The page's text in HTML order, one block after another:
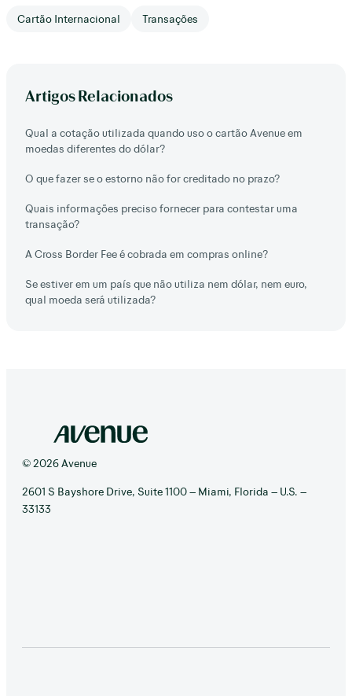
Cartão Internacional Transações
Artigos Relacionados
Qual a cotação utilizada quando uso o cartão Avenue em
moedas diferentes do dólar?
O que fazer se o estorno não for creditado no prazo?
Quais informações preciso fornecer para contestar uma
transação?
A Cross Border Fee é cobrada em compras online?
Se estiver em um país que não utiliza nem dólar, nem euro,
qual moeda será utilizada?
© 2026 Avenue
2601 S Bayshore Drive, Suite 1100 – Miami, Florida – U.S. –
33133